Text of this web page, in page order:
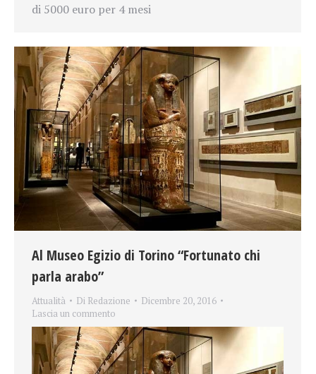
di 5000 euro per 4 mesi
Al Museo Egizio di Torino “Fortunato chi
parla arabo”
Attualità Di Redazione
Dicembre 20, 2016
Lascia un commento